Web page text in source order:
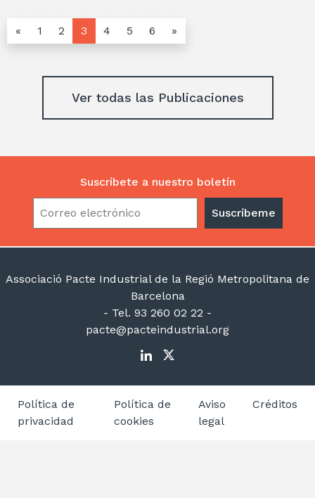
« 1 2 3 4 5 6 »
Ver todas las Publicaciones
Suscríbete a nuestro boletín
Associació Pacte Industrial de la Regió Metropolitana de
Barcelona
- Tel. 93 260 02 22 -
pacte@pacteindustrial.org
Política de
privacidad
Política de
cookies
Aviso
legal
Créditos